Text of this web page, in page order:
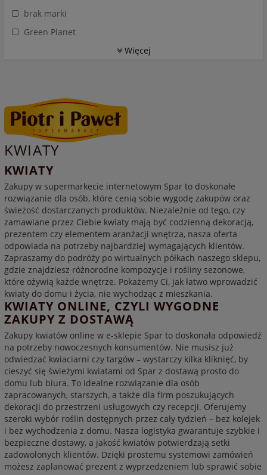
brak marki
Green Planet
Więcej
KWIATY
KWIATY
Zakupy w supermarkecie internetowym Spar to doskonałe
rozwiązanie dla osób, które cenią sobie wygodę zakupów oraz
świeżość dostarczanych produktów. Niezależnie od tego, czy
zamawiane przez Ciebie kwiaty mają być codzienną dekoracją,
prezentem czy elementem aranżacji wnętrza, nasza oferta
odpowiada na potrzeby najbardziej wymagających klientów.
Zapraszamy do podróży po wirtualnych półkach naszego sklepu,
gdzie znajdziesz różnorodne kompozycje i rośliny sezonowe,
które ożywią każde wnętrze. Pokażemy Ci, jak łatwo wprowadzić
kwiaty do domu i życia, nie wychodząc z mieszkania.
KWIATY ONLINE, CZYLI WYGODNE
ZAKUPY Z DOSTAWĄ
Zakupy kwiatów online w e-sklepie Spar to doskonała odpowiedź
na potrzeby nowoczesnych konsumentów. Nie musisz już
odwiedzać kwiaciarni czy targów – wystarczy kilka kliknięć, by
cieszyć się świeżymi kwiatami od Spar z dostawą prosto do
domu lub biura. To idealne rozwiązanie dla osób
zapracowanych, starszych, a także dla firm poszukujących
dekoracji do przestrzeni usługowych czy recepcji. Oferujemy
szeroki wybór roślin dostępnych przez cały tydzień – bez kolejek
i bez wychodzenia z domu. Nasza logistyka gwarantuje szybkie i
bezpieczne dostawy, a jakość kwiatów potwierdzają setki
zadowolonych klientów. Dzięki prostemu systemowi zamówień
możesz zaplanować prezent z wyprzedzeniem lub sprawić sobie